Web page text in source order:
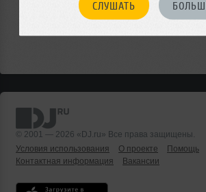
СЛУШАТЬ
© 2001 — 2026 «DJ.ru» Все права защищены.
Условия использования
О проекте Помощь
Контактная информация
Вакансии